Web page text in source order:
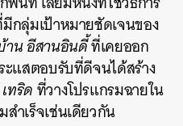
กลุ่มเป้าหมายชัดเจนของ
าน อีสานอินดี้ที่เคยออก
แสตอบรับที่ดีจนได้สร้าง
เทริดที่วางโปรแกรมฉายใน
ำเร็จเช่นเดียวกัน